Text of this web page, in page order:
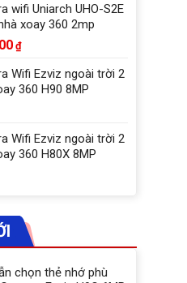
wifi Uniarch UHO-S2E
xoay 360 2mp
₫
Wifi Ezviz ngoài trời 2
360 H90 8MP
Wifi Ezviz ngoài trời 2
360 H80X 8MP
chọn thẻ nhớ phù